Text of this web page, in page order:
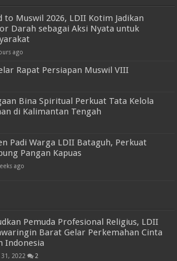
to Muswil 2026, LDII Kotim Jadikan
Darah sebagai Aksi Nyata untuk
ago
Rapat Persiapan Muswil VIII
Bina Spiritual Perkuat Tata Kelola
di Kalimantan Tengah
Padi Warga LDII Bataguh, Perkuat
Pangan Kapuas
ago
Pemuda Profesional Religius, LDII
Barat Gelar Perkemahan Cinta
Indonesia
31, 2022 2